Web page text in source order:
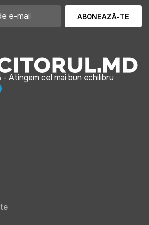
ABONEAZĂ-TE
- Atingem cel mai bun echilibru